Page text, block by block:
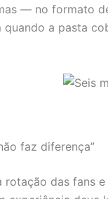
— no formato
quando a pasta
faz diferença”
rotação das fans